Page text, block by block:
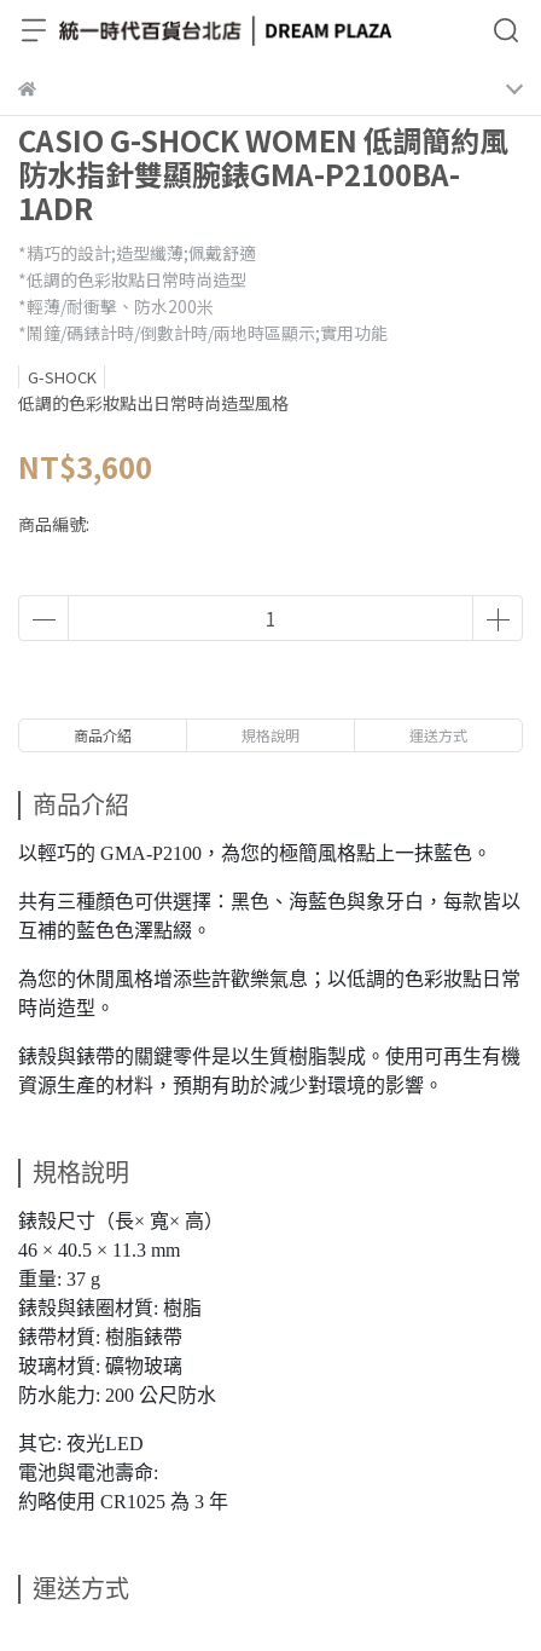
CASIO G-SHOCK WOMEN 低調簡約風
防水指針雙顯腕錶GMA-P2100BA-
1ADR
*精巧的設計;造型纖薄;佩戴舒適
*低調的色彩妝點日常時尚造型
*輕薄/耐衝擊、防水200米
*鬧鐘/碼錶計時/倒數計時/兩地時區顯示;實用功能
G-SHOCK
低調的色彩妝點出日常時尚造型風格
NT$3,600
商品編號:
商品介紹 規格說明 運送方式
商品介紹
以輕巧的 GMA-P2100，為您的極簡風格點上一抹藍色。
共有三種顏色可供選擇：黑色、海藍色與象牙白，每款皆以
互補的藍色色澤點綴。
為您的休閒風格增添些許歡樂氣息；以低調的色彩妝點日常
時尚造型。
錶殼與錶帶的關鍵零件是以生質樹脂製成。使用可再生有機
資源生產的材料，預期有助於減少對環境的影響。
規格說明
錶殼尺寸（長× 寬× 高）
46 × 40.5 × 11.3 mm
重量: 37 g
錶殼與錶圈材質: 樹脂
錶帶材質: 樹脂錶帶
玻璃材質: 礦物玻璃
防水能力: 200 公尺防水
其它: 夜光LED
電池與電池壽命:
約略使用 CR1025 為 3 年
運送方式